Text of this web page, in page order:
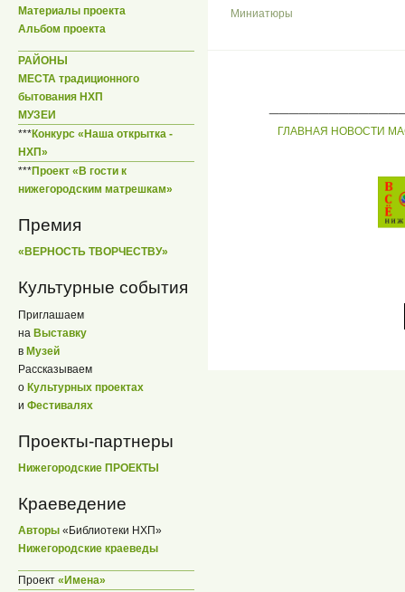
Материалы проекта
Альбом проекта
РАЙОНЫ
МЕСТА традиционного
бытования НХП
МУЗЕИ
***Конкурс «Наша открытка -
НХП»
***Проект «В гости к
нижегородским матрешкам»
Премия
«ВЕРНОСТЬ ТВОРЧЕСТВУ»
Культурные события
Приглашаем
на Выставку
в Музей
Рассказываем
о Культурных проектах
и Фестивалях
Проекты-партнеры
Нижегородские ПРОЕКТЫ
Краеведение
Авторы «Библиотеки НХП»
Нижегородские краеведы
Проект «Имена»
Миниатюры
ГЛАВНАЯ НОВОСТИ